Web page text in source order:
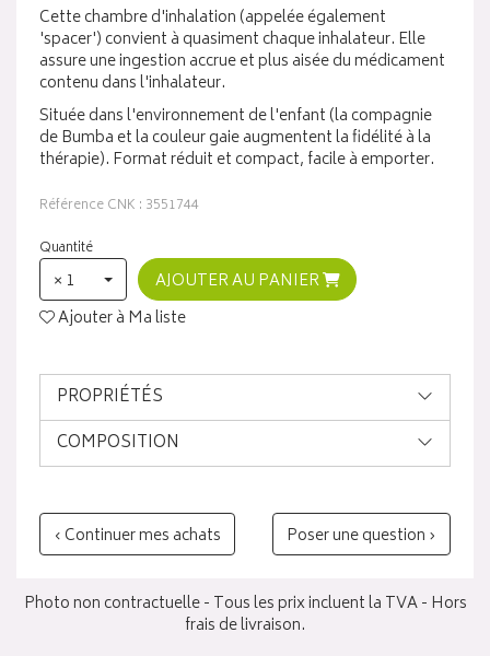
Cette chambre d'inhalation (appelée également
'spacer') convient à quasiment chaque inhalateur. Elle
assure une ingestion accrue et plus aisée du médicament
contenu dans l'inhalateur.
Située dans l'environnement de l'enfant (la compagnie
de Bumba et la couleur gaie augmentent la fidélité à la
thérapie). Format réduit et compact, facile à emporter.
Référence CNK : 3551744
Quantité
× 1
AJOUTER AU PANIER
Ajouter à Ma liste
PROPRIÉTÉS
COMPOSITION
‹ Continuer mes achats Poser une question ›
Photo non contractuelle - Tous les prix incluent la TVA - Hors
frais de livraison.